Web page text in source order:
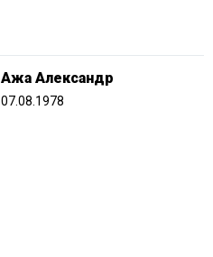
Ажа Александр
07.08.1978